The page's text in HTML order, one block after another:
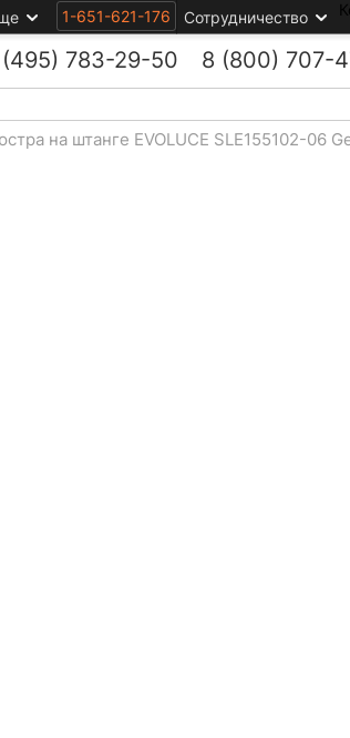
1-651-621-176 Сотрудничество
783-29-50 8 (800) 707-
на штанге EVOLUCE SLE155102-06